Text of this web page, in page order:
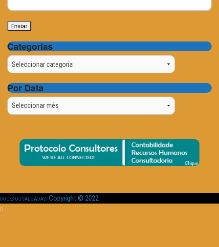
Categorias
Categorias
Por Data
Por
Data
DOCES OU SALGADAS? Copyright © 2022